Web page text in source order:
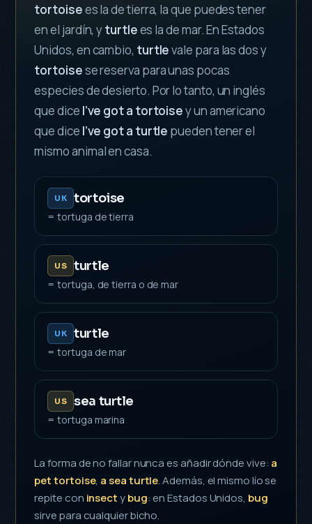
tortoisees la de tierra, la que puedes tener
en el jardín, yturtlees la de mar. En Estados
Unidos, en cambio, turtlevale para las dos y
tortoisese reserva para unas pocas
especies de desierto. Por lo tanto, un inglés
que dice I’ve got a tortoisey un americano
que dice I’ve got a turtle pueden tener el
mismo animal en casa.
UK tortoise
= tortuga de tierra
US turtle
= tortuga, de tierra o de mar
UK turtle
= tortuga de mar
US sea turtle
= tortuga marina
La forma de no fallar nunca es añadir dónde vive: a
pet tortoise, a sea turtle. Además, el mismo lío se
repite con insectybug: en Estados Unidos, bug
sirve para cualquier bicho.